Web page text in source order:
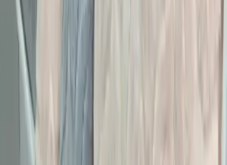
Carolyn Bessette Kennedy'nin 90'lar minimalizmini yansıtan stili,
fiziksel özelliklere dayalı popülerliği ve aşırı yüceltilmesiyle
tartışılıyor. Günümüzde moda daha fazla bireysellik ve çeşitlilik
arıyor.
Daha fazla bilgi edinin